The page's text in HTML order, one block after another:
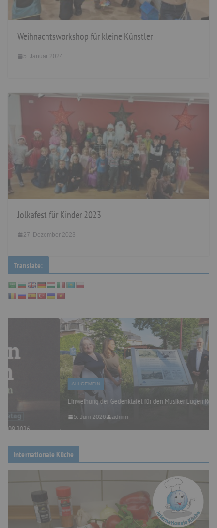
Weihnachtsworkshop für kleine Künstler
5. Januar 2024
Jolkafest für Kinder 2023
27. Dezember 2023
Translate:
Einweihung der Gedenktafel für den Musiker Eugen Reiche
admin
Internationale Küche